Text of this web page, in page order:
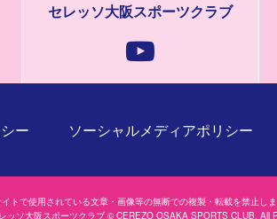
セレッソ大阪スポーツクラブ
ー ソーシャルメディアポリシー
トで使用されている文章・画像等の無断での複製・転載を禁止しま
ッソ大阪スポーツクラブ © CEREZO OSAKA SPORTS CLUB. All